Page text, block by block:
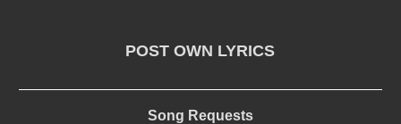
POST OWN LYRICS
Song Requests